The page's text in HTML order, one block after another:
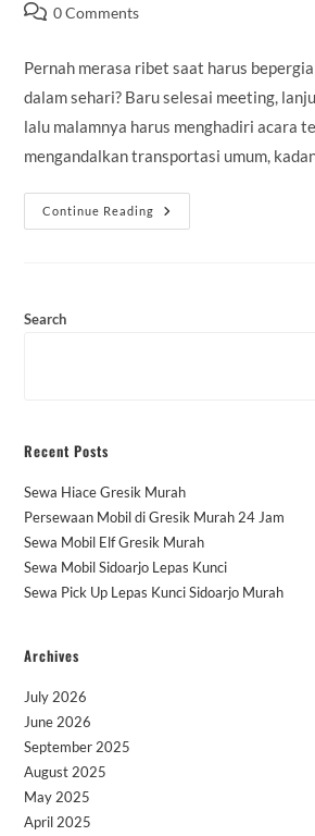
author: published:
Post0 Comments
Pernah merasa ribet saat harus
dalam sehari? Baru selesai meeting,
lalu malamnya harus menghadiri acara
mengandalkan transportasi umum,
Continue Reading
Harga
Sewa
Search
Recent Posts
Sewa Hiace Gresik Murah
Persewaan Mobil di Gresik Murah 24 Jam
Sewa Mobil Elf Gresik Murah
Sewa Mobil Sidoarjo Lepas Kunci
Sewa Pick Up Lepas Kunci Sidoarjo Murah
Archives
July 2026
June 2026
September 2025
August 2025
May 2025
April 2025